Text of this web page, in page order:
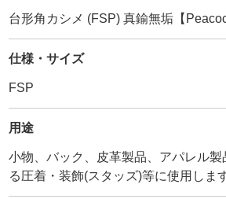
台形角カシメ (FSP) 真鍮無垢【
仕様・サイズ
FSP
用途
小物、バック、皮革製品、アパレル製
る圧着・装飾(スタッズ)等に使用しま